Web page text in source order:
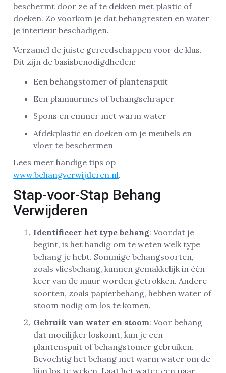
beschermt door ze af te dekken met plastic of
doeken. Zo voorkom je dat behangresten en water
je interieur beschadigen.
Verzamel de juiste gereedschappen voor de klus.
Dit zijn de basisbenodigdheden:
Een behangstomer of plantenspuit
Een plamuurmes of behangschraper
Spons en emmer met warm water
Afdekplastic en doeken om je meubels en
vloer te beschermen
Lees meer handige tips op
www.behangverwijderen.nl.
Stap-voor-Stap Behang
Verwijderen
Identificeer het type behang: Voordat je
begint, is het handig om te weten welk type
behang je hebt. Sommige behangsoorten,
zoals vliesbehang, kunnen gemakkelijk in één
keer van de muur worden getrokken. Andere
soorten, zoals papierbehang, hebben water of
stoom nodig om los te komen.
Gebruik van water en stoom: Voor behang
dat moeilijker loskomt, kun je een
plantenspuit of behangstomer gebruiken.
Bevochtig het behang met warm water om de
lijm los te weken. Laat het water een paar